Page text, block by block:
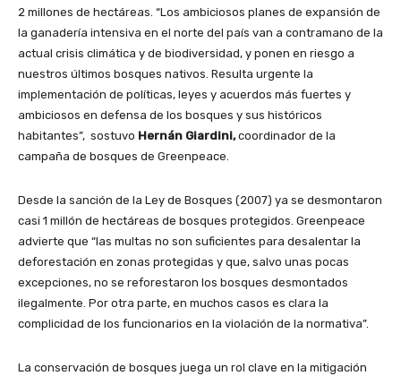
2 millones de hectáreas. “Los ambiciosos planes de expansión de
la ganadería intensiva en el norte del país van a contramano de la
actual crisis climática y de biodiversidad, y ponen en riesgo a
nuestros últimos bosques nativos. Resulta urgente la
implementación de políticas, leyes y acuerdos más fuertes y
ambiciosos en defensa de los bosques y sus históricos
habitantes”, sostuvo Hernán Giardini,coordinador de la
campaña de bosques de Greenpeace.
Desde la sanción de la Ley de Bosques (2007) ya se desmontaron
casi 1 millón de hectáreas de bosques protegidos. Greenpeace
advierte que “las multas no son suficientes para desalentar la
deforestación en zonas protegidas y que, salvo unas pocas
excepciones, no se reforestaron los bosques desmontados
ilegalmente. Por otra parte, en muchos casos es clara la
complicidad de los funcionarios en la violación de la normativa”.
La conservación de bosques juega un rol clave en la mitigación